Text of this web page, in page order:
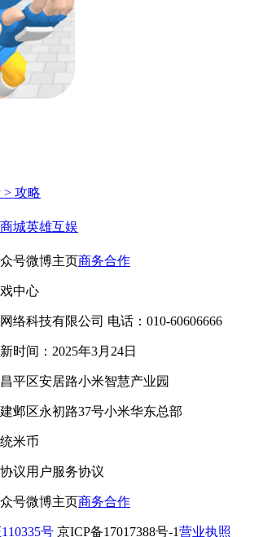
> 攻略
城英雄互娱
号微博主页商务合作
中心
络科技有限公司 电话：010-60606666
时间：2025年3月24日
平区安居路小米智慧产业园
邺区永初路37号小米华东总部
米币
议用户服务协议
号微博主页商务合作
号 京ICP备17017388号-1营业执照